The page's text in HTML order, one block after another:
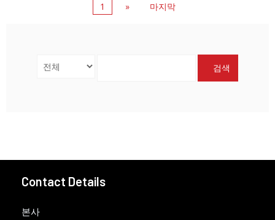
1 » 마지막
검색
Contact Details
본사